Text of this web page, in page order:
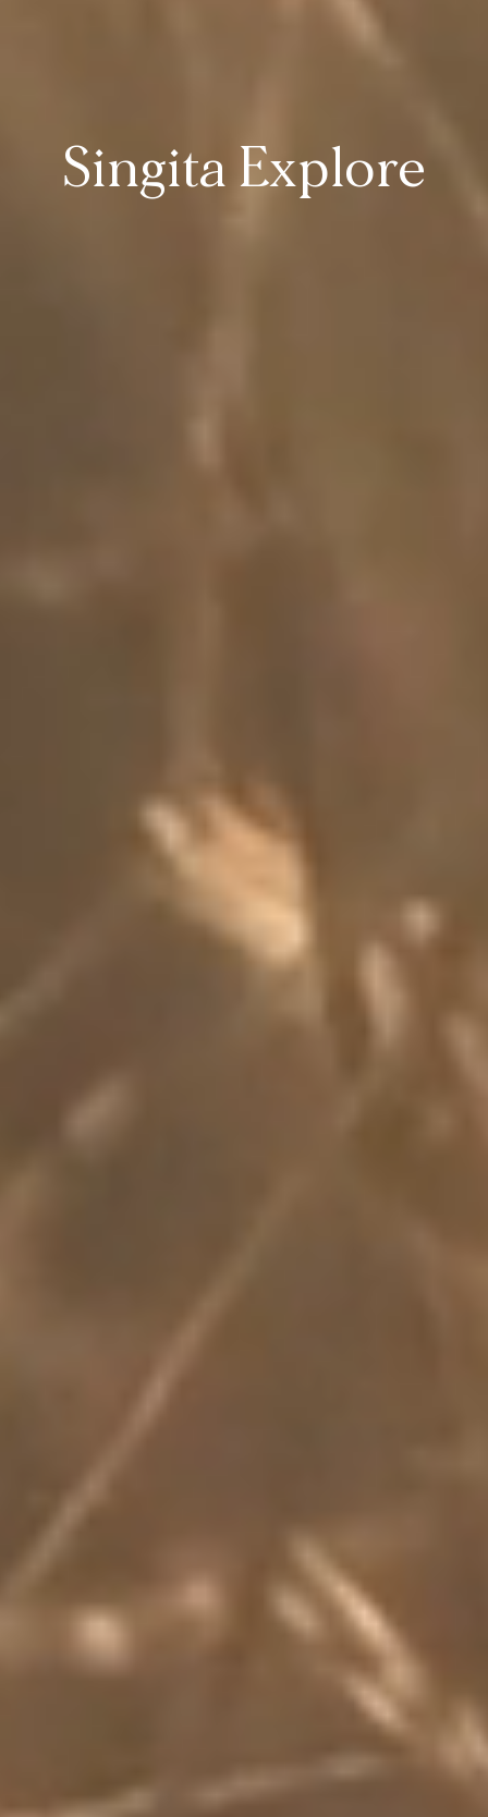
Singita Explore